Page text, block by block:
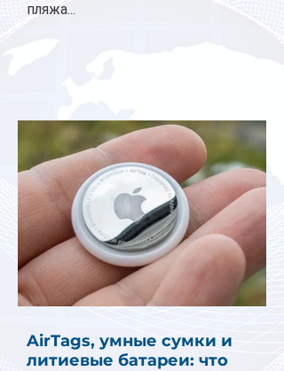
пляжа...
AirTags, умные сумки и
литиевые батареи: что